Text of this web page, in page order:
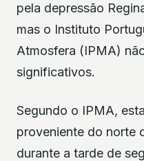
pela depressão
mas o Instituto
Atmosfera (IPMA)
significativos.
Segundo o IPMA,
proveniente do norte
durante a tarde de